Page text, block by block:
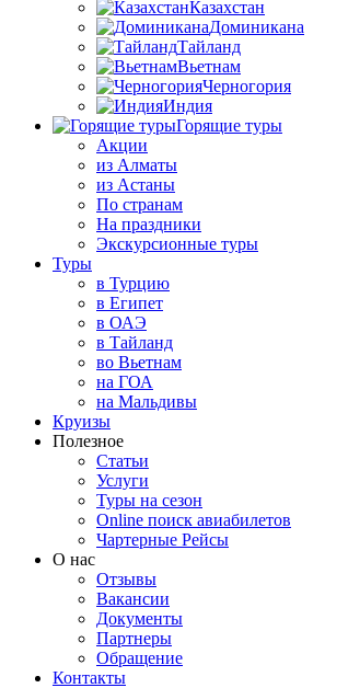
Казахстан
Доминикана
Тайланд
Вьетнам
Черногория
Индия
Горящие туры
Акции
из Алматы
из Астаны
По странам
На праздники
Экскурсионные туры
Туры
в Турцию
в Египет
в ОАЭ
в Тайланд
во Вьетнам
на ГОА
на Мальдивы
Круизы
Полезное
Статьи
Услуги
Туры на сезон
Online поиск авиабилетов
Чартерные Рейсы
О нас
Отзывы
Вакансии
Документы
Партнеры
Обращение
Контакты